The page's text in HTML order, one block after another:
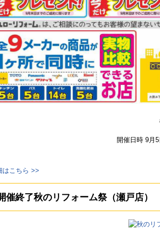
開催日時 9月
はこちら >>
催終了秋のリフォーム祭（瀬戸店）